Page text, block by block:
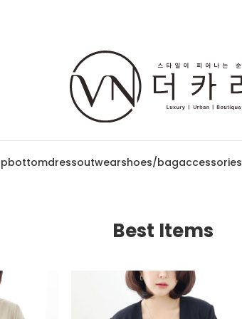
bottomdressoutwearshoes/bagaccessories
Best Items